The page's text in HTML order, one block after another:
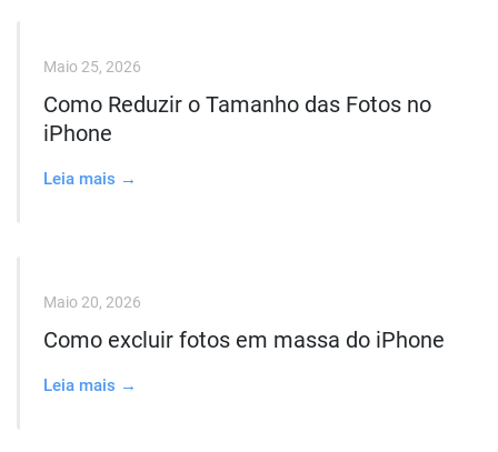
Maio 25, 2026
Como Reduzir o Tamanho das Fotos no
iPhone
Leia mais →
Maio 20, 2026
Como excluir fotos em massa do iPhone
Leia mais →